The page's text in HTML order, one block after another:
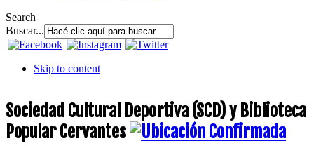
Search
Buscar...
Skip to content
Sociedad Cultural Deportiva (SCD) y Biblioteca
Popular Cervantes